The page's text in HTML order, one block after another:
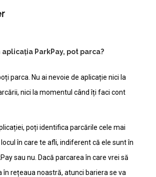
aplicația ParkPay, pot parca?
parca. Nu ai nevoie de aplicație nici la
nici la momentul când îți faci cont
poți identifica parcările cele mai
în care te afli, indiferent că ele sunt în
sau nu. Dacă parcarea în care vrei să
în rețeaua noastră, atunci bariera se va